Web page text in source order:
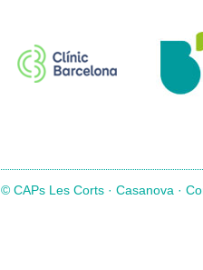
© CAPs Les Corts · Casanova ·